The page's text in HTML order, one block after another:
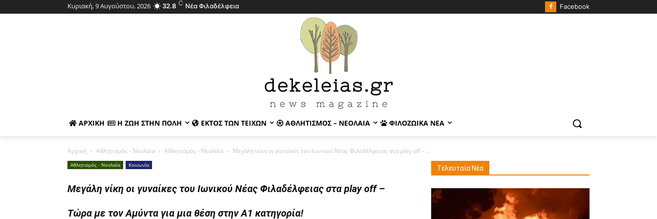
Κυριακή, 9 Αυγούστου, 2026 32.8 C Νέα Φιλαδέλφεια Facebook
ΑΡΧΙΚΉ Η ΖΩΉ ΣΤΗΝ ΠΌΛΗ ΕΚΤΌΣ ΤΩΝ ΤΕΙΧΏΝ ΑΘΛΗΤΙΣΜΌΣ – ΝΕΟΛΑΊΑ ΦΙΛΟΖΩΙΚΆ ΝΈΑ
Αρχική Αθλητισμός - Νεολαία Αθλητισμός - Νεολαία Μεγάλη νίκη οι γυναίκες του Ιωνικού Νέας Φιλαδέλφειας στα play off –...
Αθλητισμός - Νεολαία Κοινωνία
Μεγάλη νίκη οι γυναίκες του Ιωνικού Νέας Φιλαδέλφειας στα play off –
Τώρα με τον Αμύντα για μια θέση στην Α1 κατηγορία!
Τελευταία Νέα